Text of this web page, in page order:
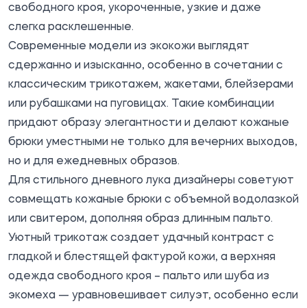
свободного кроя, укороченные, узкие и даже
слегка расклешенные.
Современные модели из экокожи выглядят
сдержанно и изысканно, особенно в сочетании с
классическим трикотажем, жакетами, блейзерами
или рубашками на пуговицах. Такие комбинации
придают образу элегантности и делают кожаные
брюки уместными не только для вечерних выходов,
но и для ежедневных образов.
Для стильного дневного лука дизайнеры советуют
совмещать кожаные брюки с объемной водолазкой
или свитером, дополняя образ длинным пальто.
Уютный трикотаж создает удачный контраст с
гладкой и блестящей фактурой кожи, а верхняя
одежда свободного кроя – пальто или шуба из
экомеха — уравновешивает силуэт, особенно если